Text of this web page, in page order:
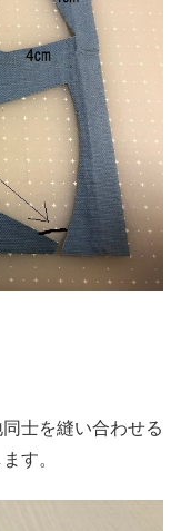
士を縫い合わせる
す。